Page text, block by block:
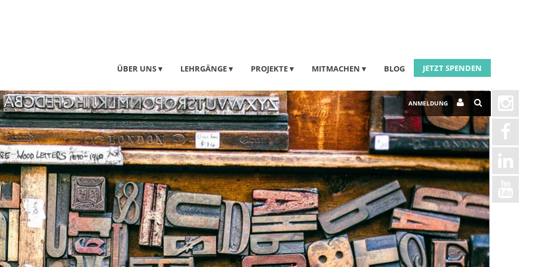
ÜBER UNS
LEHRGÄNGE PROJEKTE MITMACHEN BLOG JETZT SPENDEN
ANMELDUNG